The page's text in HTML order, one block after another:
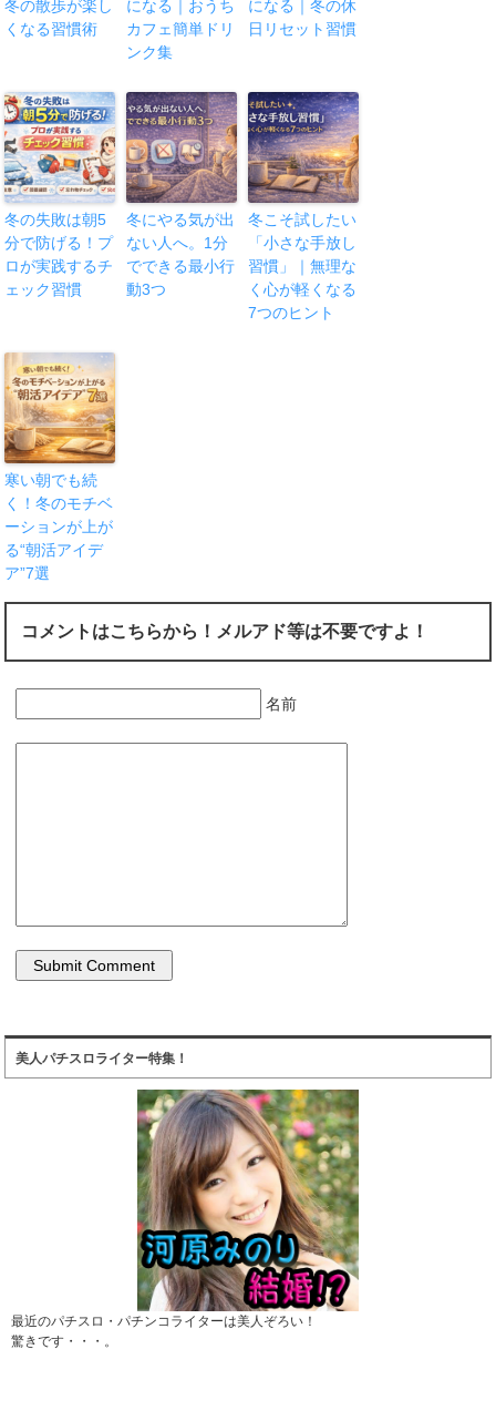
冬の散歩が楽し
くなる習慣術
になる｜おうち
カフェ簡単ドリ
ンク集
になる｜冬の休
日リセット習慣
冬の失敗は朝5
分で防げる！プ
ロが実践するチ
ェック習慣
冬にやる気が出
ない人へ。1分
でできる最小行
動3つ
冬こそ試したい
「小さな手放し
習慣」｜無理な
く心が軽くなる
7つのヒント
寒い朝でも続
く！冬のモチベ
ーションが上が
る“朝活アイデ
ア”7選
コメントはこちらから！メルアド等は不要ですよ！
名前
美人パチスロライター特集！
最近のパチスロ・パチンコライターは美人ぞろい！
驚きです・・・。